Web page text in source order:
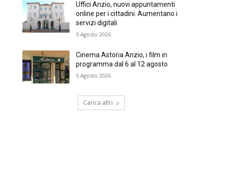
Uffici Anzio, nuovi appuntamenti
online per i cittadini. Aumentano i
servizi digitali
5 Agosto 2026
Cinema Astoria Anzio, i film in
programma dal 6 al 12 agosto
5 Agosto 2026
Carica altri